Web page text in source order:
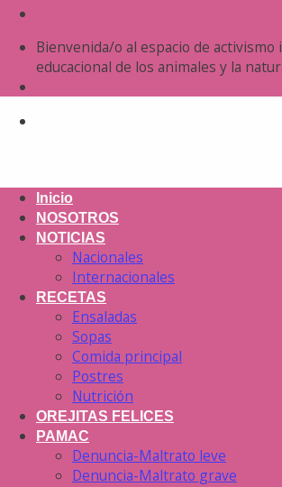
Bienvenida/o al espacio de
educacional de los animales y la
Inicio
NOSOTROS
NOTICIAS
Nacionales
Internacionales
RECETAS
Ensaladas
Sopas
Comida principal
Postres
Nutrición
OREJITAS FELICES
PAMAC
Denuncia-Maltrato leve
Denuncia-Maltrato grave